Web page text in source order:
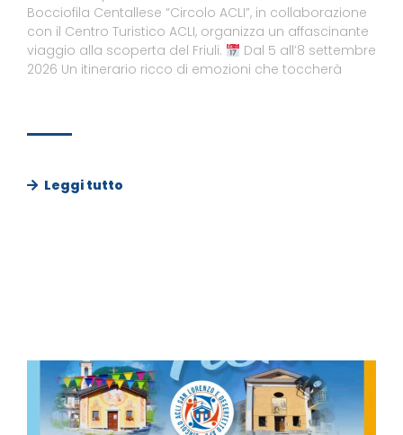
Bocciofila Centallese “Circolo ACLI”, in collaborazione
con il Centro Turistico ACLI, organizza un affascinante
viaggio alla scoperta del Friuli.
Dal 5 all’8 settembre
2026 Un itinerario ricco di emozioni che toccherà
Leggi tutto